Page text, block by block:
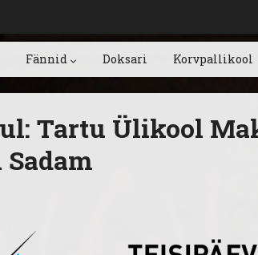
Fännid Doksari Korvpallikool
Tartu Ülikool